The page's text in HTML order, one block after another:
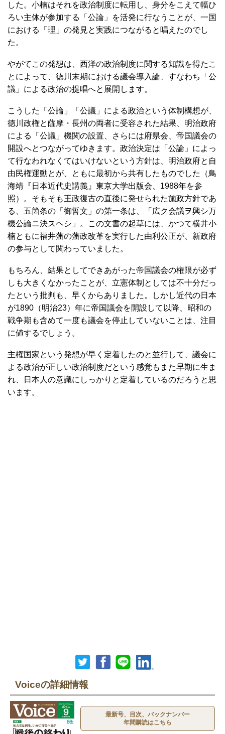
した。小楠はそれを政治制度に転用し、身分をこえて幅ひ
ろい主体が参加する「公論」を活発に行なうことが、一国
における「理」の発見と実践につながると唱えたのでし
た。
やがてこの発想は、西洋の政治制度に関する知識を得たこ
とによって、徳川末期における議会導入論、すなわち「公
議」による政治の提唱へと展開します。
こうした「公論」「公議」による政治という体制構想が、
徳川政権と薩摩・長州の両者に受容された結果、明治政府
による「公議」機関の設置、さらには府県会、帝国議会の
開設へとつながってゆきます。政治決定は「公論」によっ
て行なわれなくてはいけないという方針は、明治政府と自
由民権運動とが、ともに最初から共有したものでした（鳥
海靖『日本近代史講義』東京大学出版会、1988年を参
照）。そもそも王政復古の直後に発せられた施政方針であ
る、五箇条の「御誓文」の第一条は、「広ク会議ヲ興シ万
機公論ニ決スヘシ」。この文書の起草には、かつて横井小
楠ともに福井藩の藩政改革を実行した由利公正が、新政府
の参与として関わっていました。
もちろん、結果としてできあがった帝国議会の権限が必ず
しも大きくなかったことが、立憲体制としては不十分だっ
たという批判も、早くからありました。しかし近代の日本
が1890（明治23）年に帝国議会を開設して以降、昭和の
戦争期も含めて一度も議会を停止していないことは、注目
に値するでしょう。
主権国家という発想が早く定着したのと並行して、議会に
よる政治が正しい政治制度だという感覚もまた早期に生ま
れ、日本人の意識にしっかりと定着しているのだろうと思
います。
Voiceの詳細情報
最新号、目次、バックナンバー
年間購読はこちら